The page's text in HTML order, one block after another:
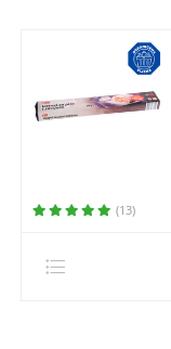
(13)